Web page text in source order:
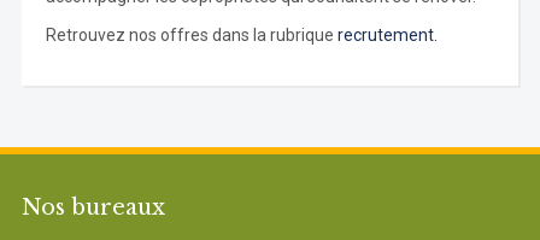
Retrouvez nos offres dans la rubrique recrutement.
Nos bureaux